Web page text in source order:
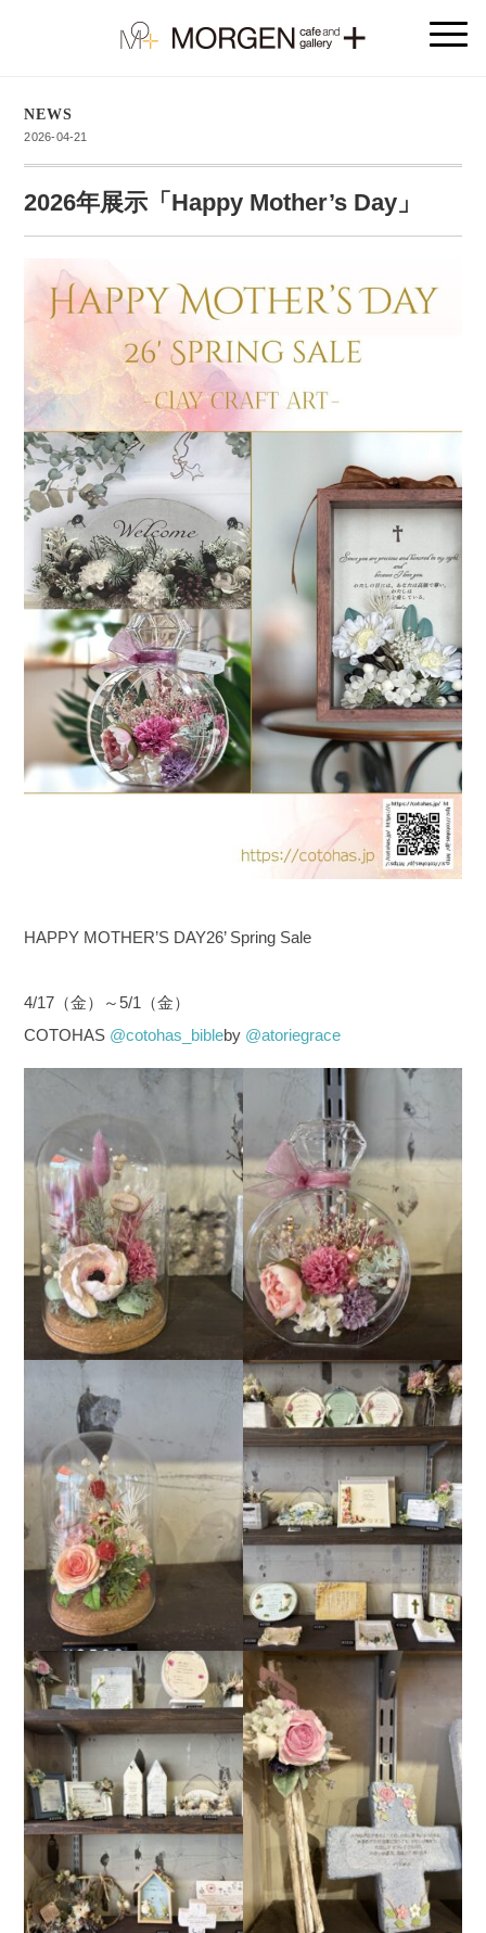
NEWS
2026-04-21
2026年展示「Happy Mother’s Day」
HAPPY MOTHER’S DAY26’ Spring Sale
4/17（金）～5/1（金）
COTOHAS @cotohas_bibleby @atoriegrace